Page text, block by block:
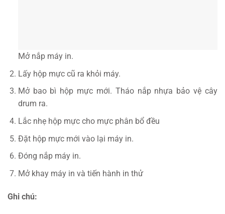
Mở nắp máy in.
Lấy hộp mực cũ ra khỏi máy.
Mở bao bì hộp mực mới. Tháo nắp nhựa bảo vệ cây
drum ra.
Lắc nhẹ hộp mực cho mực phân bổ đều
Đặt hộp mực mới vào lại máy in.
Đóng nắp máy in.
Mở khay máy in và tiến hành in thử
Ghi chú: